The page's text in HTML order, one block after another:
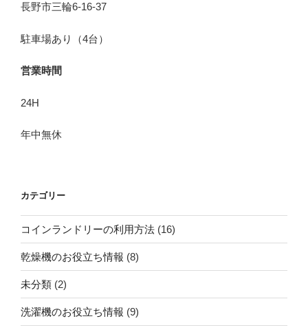
長野市三輪6-16-37
駐車場あり（4台）
営業時間
24H
年中無休
カテゴリー
コインランドリーの利用方法 (16)
乾燥機のお役立ち情報 (8)
未分類 (2)
洗濯機のお役立ち情報 (9)